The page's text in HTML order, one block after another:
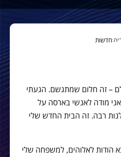
חדשות
– זה חלום שמתגשם. הגעתי
מודה לאנשי בארסה על
רבה. זה הבית החדש שלי
הודות לאלוהים, למשפחה שלי